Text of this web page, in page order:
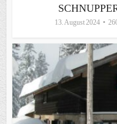
13. August 2024